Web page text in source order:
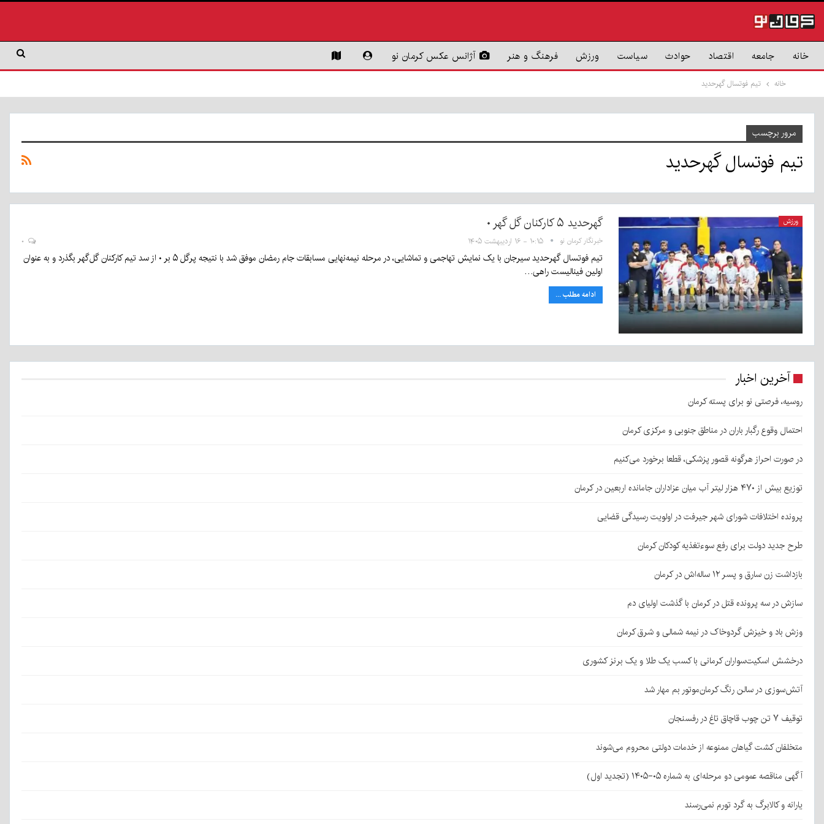
خانه جامعه اقتصاد حوادث سیاست ورزش فرهنگ و هنر آژانس عکس کرمان نو
خانه تیم فوتسال گهرحدید
مرور برچسب
تیم فوتسال گهرحدید
ورزش گهرحدید ۵ کارکنان گل گهر ۰
خبرنگار کرمان نو ۱۰:۱۵ - ۱۶ اردیبهشت ۱۴۰۵
تیم فوتسال گهرحدید سیرجان با یک نمایش تهاجمی و تماشایی، در مرحله نیمه‌نهایی مسابقات جام رمضان موفق شد با نتیجه پرگل ۵ بر ۰ از سد تیم کارکنان گل‌گهر بگذرد و به عنوان
اولین فینالیست راهی…
ادامه مطلب ...
آخرین اخبار
روسیه، فرصتی نو برای پسته کرمان
احتمال وقوع رگبار باران در مناطق جنوبی و مرکزی کرمان
در صورت احراز هرگونه قصور پزشکی، قطعا برخورد می‌کنیم
توزیع بیش از ۴۷۰ هزار لیتر آب میان عزاداران جامانده اربعین در کرمان
پرونده اختلافات شورای شهر جیرفت در اولویت رسیدگی قضایی
طرح جدید دولت برای رفع سوءتغذیه کودکان کرمان
بازداشت زن سارق و پسر ۱۲ ساله‌اش در کرمان
سازش در سه پرونده قتل در کرمان با گذشت اولیای دم
وزش باد و خیزش گردوخاک در نیمه شمالی و شرق کرمان
درخشش اسکیت‌سواران کرمانی با کسب یک طلا و یک برنز کشوری
آتش‌سوزی در سالن رنگ کرمان‌موتور بم مهار شد
توقیف ۷ تن چوب قاچاق تاغ در رفسنجان
متخلفان کشت گیاهان ممنوعه از خدمات دولتی محروم می‌شوند
آگهی مناقصه عمومی دو مرحله‌ای به شماره ۰۵-۱۴۰۵ (تجدید اول)
یارانه و کالابرگ به گرد تورم نمی‌رسند